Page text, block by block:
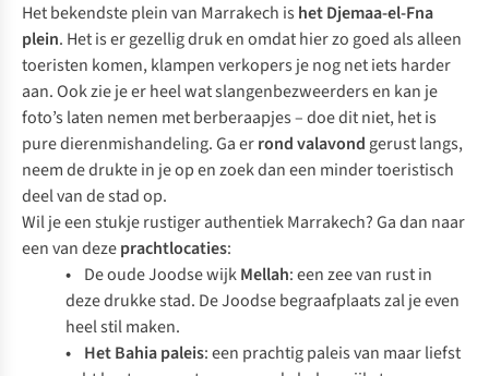
Het bekendste plein van Marrakech is het Djemaa-el-Fna
plein. Het is er gezellig druk en omdat hier zo goed als alleen
toeristen komen, klampen verkopers je nog net iets harder
aan. Ook zie je er heel wat slangenbezweerders en kan je
foto’s laten nemen met berberaapjes – doe dit niet, het is
pure dierenmishandeling. Ga errond valavond gerust langs,
neem de drukte in je op en zoek dan een minder toeristisch
deel van de stad op.
Wil je een stukje rustiger authentiek Marrakech? Ga dan naar
een van dezeprachtlocaties:
• De oude Joodse wijkMellah: een zee van rust in
deze drukke stad. De Joodse begraafplaats zal je even
heel stil maken.
• Het Bahia paleis: een prachtig paleis van maar liefst